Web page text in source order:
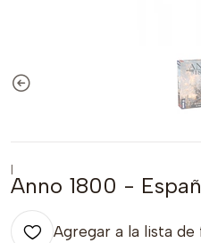
|
Anno 1800 -
Agregar a la lista de